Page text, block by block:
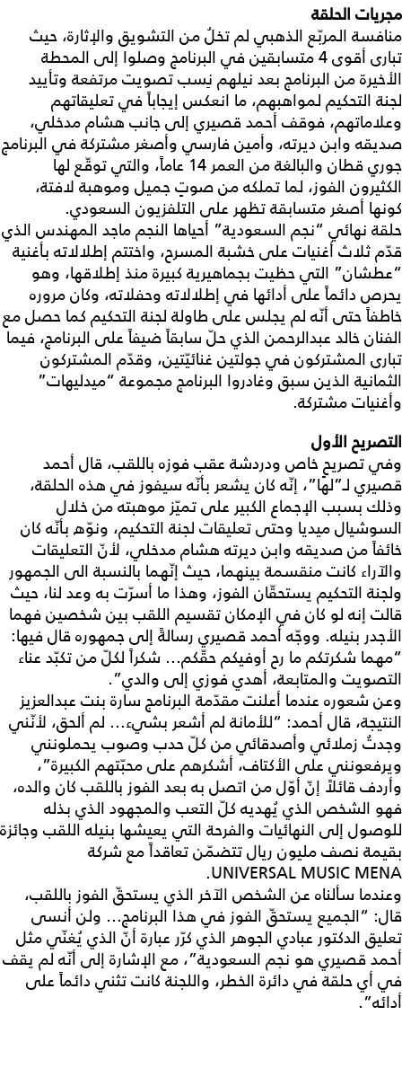
مجريات الحلقة
منافسة المربّع الذهبي لم تخلُ من التشويق والإثارة، حيث
تبارى أقوى 4 متسابقين في البرنامج وصلوا إلى المحطة
الأخيرة من البرنامج بعد نيلهم نِسب تصويت مرتفعة وتأييد
لجنة التحكيم لمواهبهم، ما انعكس إيجاباً في تعليقاتهم
وعلاماتهم، فوقف أحمد قصيري إلى جانب هشام مدخلي،
صديقه وابن ديرته، وأمين فارسي وأصغر مشتركة في البرنامج
جوري قطان والبالغة من العمر 14 عاماً، والتي توقّع لها
الكثيرون الفوز، لما تملكه من صوتٍ جميل وموهبة لافتة،
كونها أصغر متسابقة تظهر على التلفزيون السعودي.
حلقة نهائي “نجم السعودية” أحياها النجم ماجد المهندس الذي
قدّم ثلاث أغنيات على خشبة المسرح، واختتم إطلالاته بأغنية
“عطشان” التي حظيت بجماهيرية كبيرة منذ إطلاقها، وهو
يحرص دائماً على أدائها في إطلالاته وحفلاته، وكان مروره
خاطفاً حتى أنّه لم يجلس على طاولة لجنة التحكيم كما حصل مع
الفنان خالد عبدالرحمن الذي حلّ سابقاً ضيفاً على البرنامج، فيما
تبارى المشتركون في جولتين غنائيّتين، وقدّم المشتركون
الثمانية الذين سبق وغادروا البرنامج مجموعة “ميدليهات”
وأغنيات مشتركة.
التصريح الأول
وفي تصريحٍ خاص ودردشة عقب فوزه باللقب، قال أحمد
قصيري لـ”لها”، إنّه كان يشعر بأنّه سيفوز في هذه الحلقة،
وذلك بسبب الإجماع الكبير على تميّز موهبته من خلال
السوشيال ميديا وحتى تعليقات لجنة التحكيم، ونوّه بأنّه كان
خائفاً من صديقه وابن ديرته هشام مدخلي، لأنّ التعليقات
والآراء كانت منقسمة بينهما، حيث إنّهما بالنسبة الى الجمهور
ولجنة التحكيم يستحقّان الفوز، وهذا ما أسرّت به وعد لنا، حيث
قالت إنه لو كان في الإمكان تقسيم اللقب بين شخصين فهما
الأجدر بنيله. ووجّه أحمد قصيري رسالةً إلى جمهوره قال فيها:
“مهما شكرتكم ما رح أوفيكم حقّكم... شكراً لكلّ من تكبّد عناء
التصويت والمتابعة، أهدي فوزي إلى والدي”.
وعن شعوره عندما أعلنت مقدّمة البرنامج سارة بنت عبدالعزيز
النتيجة، قال أحمد: “للأمانة لم أشعر بشيء... لم ألحق، لأنّني
وجدتُ زملائي وأصدقائي من كلّ حدب وصوب يحملونني
ويرفعونني على الأكتاف، أشكرهم على محبّتهم الكبيرة”،
وأردف قائلاً إنّ أوّل من اتصل به بعد الفوز باللقب كان والده،
فهو الشخص الذي يُهديه كلّ التعب والمجهود الذي بذله
للوصول إلى النهائيات والفرحة التي يعيشها بنيله اللقب وجائزة
بقيمة نصف مليون ريال تتضمّن تعاقداً مع شركة
UNIVERSAL MUSIC MENA.
وعندما سألناه عن الشخص الآخر الذي يستحقّ الفوز باللقب،
قال: “الجميع يستحقّ الفوز في هذا البرنامج... ولن أنسى
تعليق الدكتور عبادي الجوهر الذي كرّر عبارة أنّ الذي يُغنّي مثل
أحمد قصيري هو نجم السعودية”، مع الإشارة إلى أنّه لم يقف
في أي حلقة في دائرة الخطر، واللجنة كانت تثني دائماً على
أدائه”.